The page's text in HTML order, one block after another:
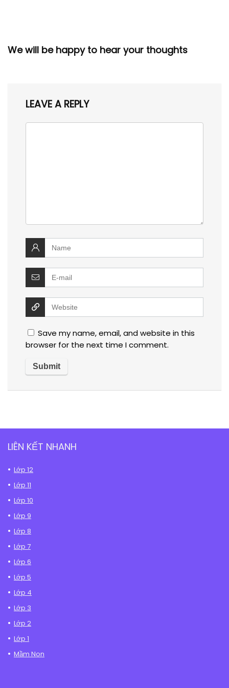
We will be happy to hear your thoughts
LEAVE A REPLY
Save my name, email, and website in this
browser for the next time I comment.
LIÊN KẾT NHANH
Lớp 12
Lớp 11
Lớp 10
Lớp 9
Lớp 8
Lớp 7
Lớp 6
Lớp 5
Lớp 4
Lớp 3
Lớp 2
Lớp 1
Mầm Non